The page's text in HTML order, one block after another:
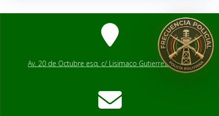
Av. 20 de Octubre esq. c/ Lisimaco Gutierrez # 2541